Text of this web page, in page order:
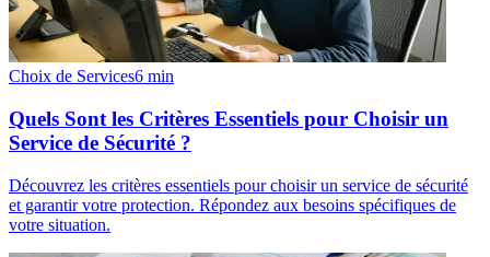
Choix de Services6 min
Quels Sont les Critères Essentiels pour Choisir un
Service de Sécurité ?
Découvrez les critères essentiels pour choisir un service de sécurité
et garantir votre protection. Répondez aux besoins spécifiques de
votre situation.